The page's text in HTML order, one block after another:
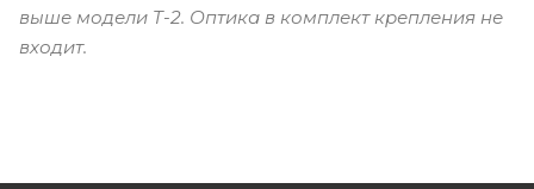
выше модели T-2. Оптика в комплект крепления не
входит.